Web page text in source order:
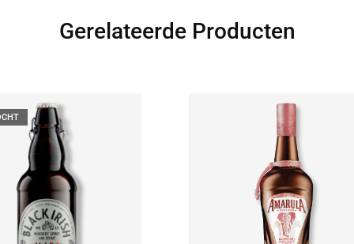
Gerelateerde Producten